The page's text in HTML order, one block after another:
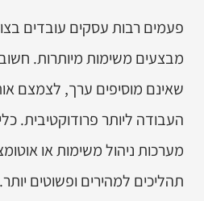
פעמים רבות עסקים עובדים
מבצעים משימות מיותרות.
שאינם מוסיפים ערך, לצמצם
העבודה ליותר פרודוקטיבית.
מערכות ניהול משימות או
תהליכים למהירים ופשוטים יותר.